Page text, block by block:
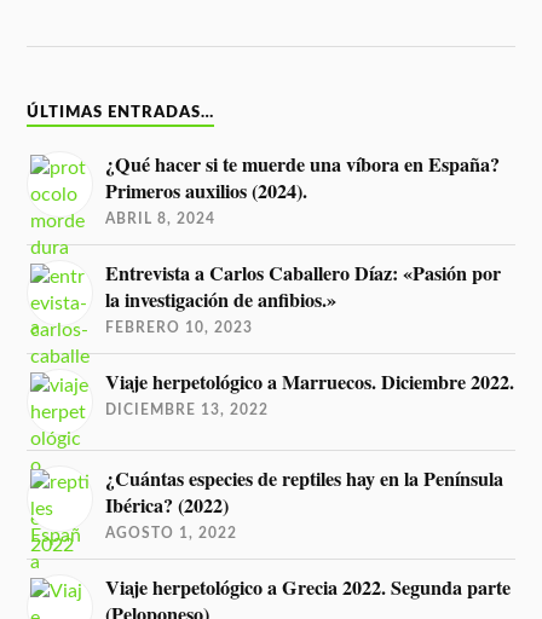
ÚLTIMAS ENTRADAS…
¿Qué hacer si te muerde una víbora en España?
Primeros auxilios (2024).
ABRIL 8, 2024
Entrevista a Carlos Caballero Díaz: «Pasión por
la investigación de anfibios.»
FEBRERO 10, 2023
Viaje herpetológico a Marruecos. Diciembre 2022.
DICIEMBRE 13, 2022
¿Cuántas especies de reptiles hay en la Península
Ibérica? (2022)
AGOSTO 1, 2022
Viaje herpetológico a Grecia 2022. Segunda parte